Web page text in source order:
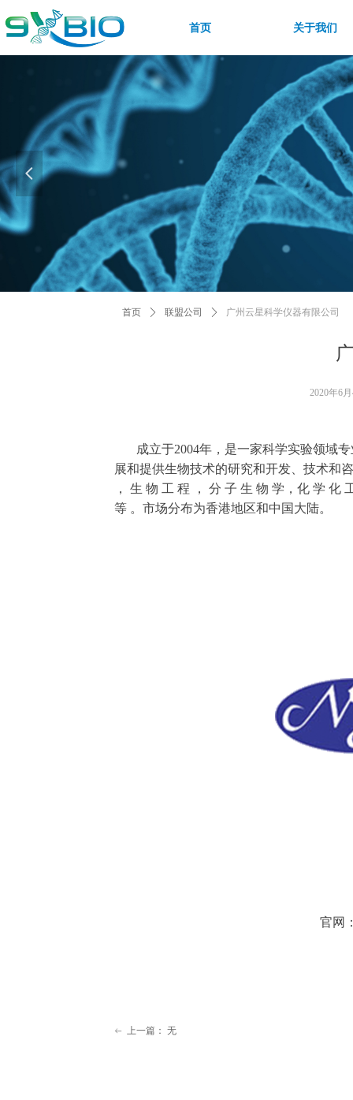
넳
首页 关于我们
首页 ꄲ 联盟公司 ꄲ 广州云星科学仪器有限公司
成立于2004年，是一家科学实验领域专
展和提供生物技术的研究和开发、技术和
， 生 物 工 程 ， 分 子 生 物 学，化 学 化
等 。市场分布为香港地区和中国大陆。
官网
2020年6
ꂃ 上一篇： 无